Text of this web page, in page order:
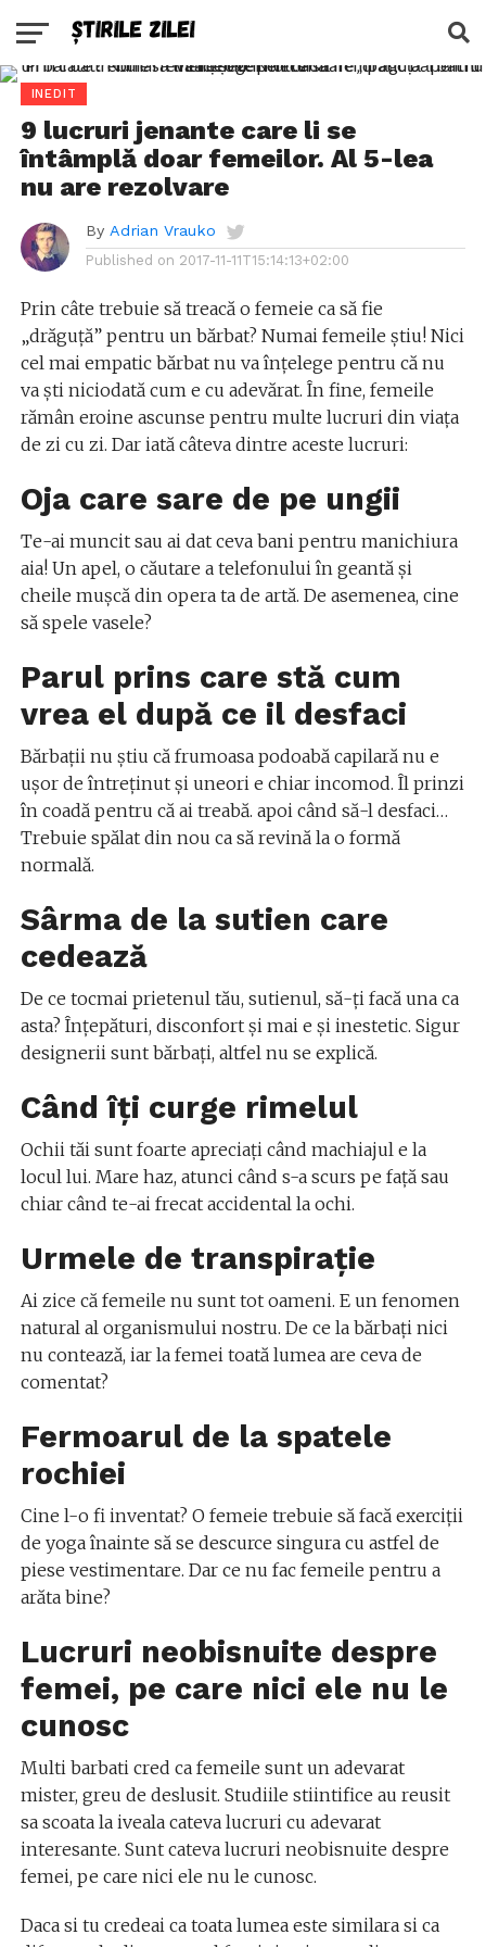
INEDIT
9 lucruri jenante care li se
întâmplă doar femeilor. Al 5-lea
nu are rezolvare
By Adrian Vrauko
Published on 2017-11-11T15:14:13+02:00
Prin câte trebuie să treacă o femeie ca să fie
„drăguță” pentru un bărbat? Numai femeile știu! Nici
cel mai empatic bărbat nu va înțelege pentru că nu
va ști niciodată cum e cu adevărat. În fine, femeile
rămân eroine ascunse pentru multe lucruri din viața
de zi cu zi. Dar iată câteva dintre aceste lucruri:
Oja care sare de pe ungii
Te-ai muncit sau ai dat ceva bani pentru manichiura
aia! Un apel, o căutare a telefonului în geantă și
cheile mușcă din opera ta de artă. De asemenea, cine
să spele vasele?
Parul prins care stă cum
vrea el după ce il desfaci
Bărbații nu știu că frumoasa podoabă capilară nu e
ușor de întreținut și uneori e chiar incomod. Îl prinzi
în coadă pentru că ai treabă. apoi când să-l desfaci…
Trebuie spălat din nou ca să revină la o formă
normală.
Sârma de la sutien care
cedează
De ce tocmai prietenul tău, sutienul, să-ți facă una ca
asta? Înțepături, disconfort și mai e și inestetic. Sigur
designerii sunt bărbați, altfel nu se explică.
Când îți curge rimelul
Ochii tăi sunt foarte apreciați când machiajul e la
locul lui. Mare haz, atunci când s-a scurs pe față sau
chiar când te-ai frecat accidental la ochi.
Urmele de transpirație
Ai zice că femeile nu sunt tot oameni. E un fenomen
natural al organismului nostru. De ce la bărbați nici
nu contează, iar la femei toată lumea are ceva de
comentat?
Fermoarul de la spatele
rochiei
Cine l-o fi inventat? O femeie trebuie să facă exerciții
de yoga înainte să se descurce singura cu astfel de
piese vestimentare. Dar ce nu fac femeile pentru a
arăta bine?
Lucruri neobisnuite despre
femei, pe care nici ele nu le
cunosc
Multi barbati cred ca femeile sunt un adevarat
mister, greu de deslusit. Studiile stiintifice au reusit
sa scoata la iveala cateva lucruri cu adevarat
interesante. Sunt cateva lucruri neobisnuite despre
femei, pe care nici ele nu le cunosc.
Daca si tu credeai ca toata lumea este similara si ca